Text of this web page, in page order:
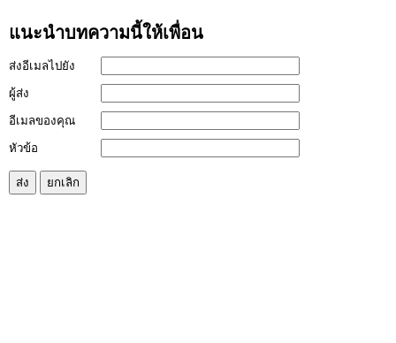
แนะนำบทความนี้ให้เพื่อน
ส่งอีเมลไปยัง
ผู้ส่ง
อีเมลของคุณ
หัวข้อ
ส่ง ยกเลิก